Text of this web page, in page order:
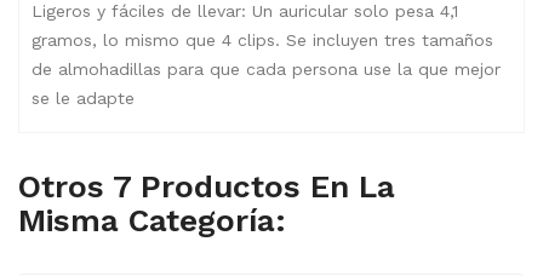
Ligeros y fáciles de llevar: Un auricular solo pesa 4,1
gramos, lo mismo que 4 clips. Se incluyen tres tamaños
de almohadillas para que cada persona use la que mejor
se le adapte
Otros 7 Productos En La
Misma Categoría: